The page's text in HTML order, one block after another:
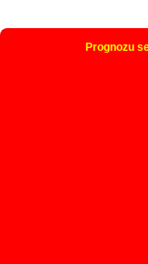
Prognozu